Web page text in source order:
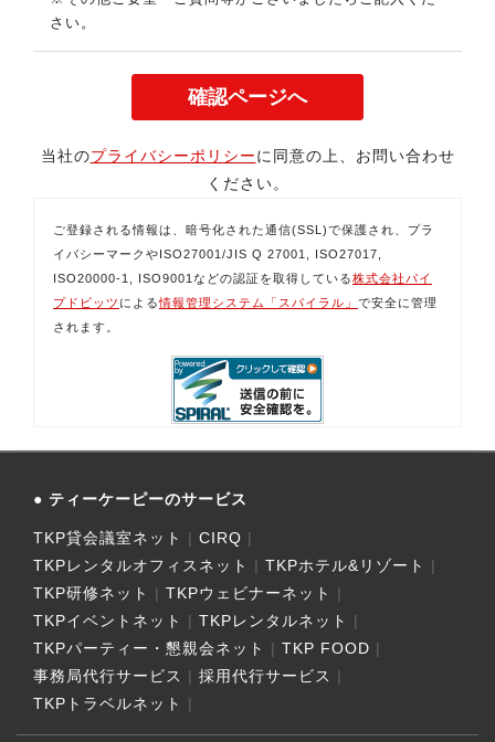
さい。
当社のプライバシーポリシーに同意の上、お問い合わせ
ください。
ご登録される情報は、暗号化された通信(SSL)で保護され、プラ
イバシーマークやISO27001/JIS Q 27001, ISO27017,
ISO20000-1, ISO9001などの認証を取得している株式会社パイ
プドビッツ による情報管理システム「スパイラル」 で安全に管理
されます。
ティーケーピーのサービス
TKP貸会議室ネット
CIRQ
TKPレンタルオフィスネット
TKPホテル&リゾート
TKP研修ネット
TKPウェビナーネット
TKPイベントネット
TKPレンタルネット
TKPパーティー・懇親会ネット
TKP FOOD
事務局代行サービス
採用代行サービス
TKPトラベルネット